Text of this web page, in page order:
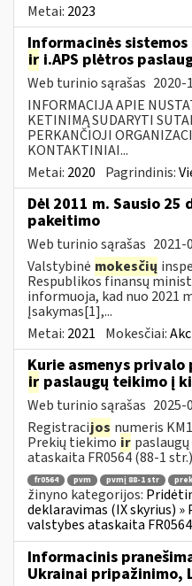
Metai: 2023
Informacinės sistemos
ir i.APS plėtros
Web turinio sąrašas 2020-
INFORMACIJA APIE
KETINIMĄ SUDARYTI
PERKANČIOJI
KONTAKTINIAI...
Metai: 2020 Pagrindinis:
Dėl 2011 m. Sausio 25
pakeitimo
Web turinio sąrašas 2021-
Valstybinė mokesčių
Respublikos finansų
informuoja, kad nuo 2021
Įsakymas[1],...
Metai: 2021 Mokesčiai:
Kurie asmenys
ir paslaugų teikimo į
Web turinio sąrašas 2025-
Registracijos numeris
Prekių tiekimo ir
ataskaita FR0564 (88-1
fr0564 pvm pvmį 88-1 str
žinyno kategorijos:
deklaravimas (IX skyrius)
valstybes ataskaita
Informacinis
Ukrainai pripažinimo,